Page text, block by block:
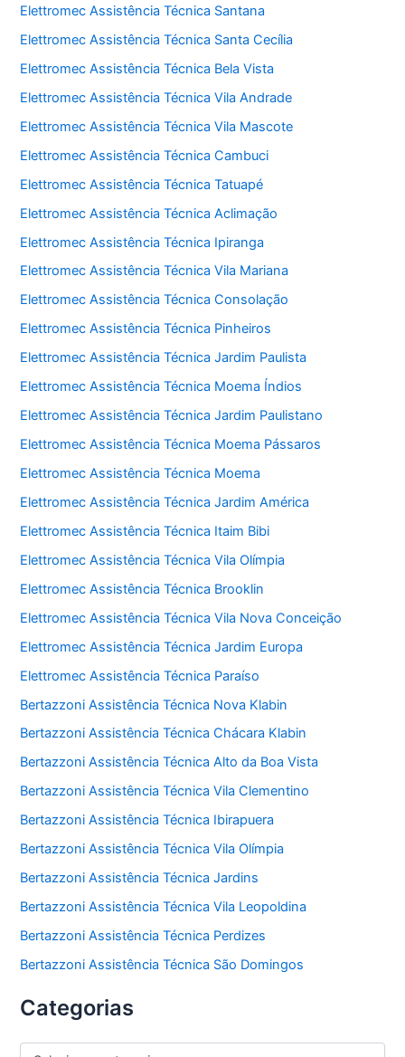
Elettromec Assistência Técnica Santana
Elettromec Assistência Técnica Santa Cecília
Elettromec Assistência Técnica Bela Vista
Elettromec Assistência Técnica Vila Andrade
Elettromec Assistência Técnica Vila Mascote
Elettromec Assistência Técnica Cambuci
Elettromec Assistência Técnica Tatuapé
Elettromec Assistência Técnica Aclimação
Elettromec Assistência Técnica Ipiranga
Elettromec Assistência Técnica Vila Mariana
Elettromec Assistência Técnica Consolação
Elettromec Assistência Técnica Pinheiros
Elettromec Assistência Técnica Jardim Paulista
Elettromec Assistência Técnica Moema Índios
Elettromec Assistência Técnica Jardim Paulistano
Elettromec Assistência Técnica Moema Pássaros
Elettromec Assistência Técnica Moema
Elettromec Assistência Técnica Jardim América
Elettromec Assistência Técnica Itaim Bibi
Elettromec Assistência Técnica Vila Olímpia
Elettromec Assistência Técnica Brooklin
Elettromec Assistência Técnica Vila Nova Conceição
Elettromec Assistência Técnica Jardim Europa
Elettromec Assistência Técnica Paraíso
Bertazzoni Assistência Técnica Nova Klabin
Bertazzoni Assistência Técnica Chácara Klabin
Bertazzoni Assistência Técnica Alto da Boa Vista
Bertazzoni Assistência Técnica Vila Clementino
Bertazzoni Assistência Técnica Ibirapuera
Bertazzoni Assistência Técnica Vila Olímpia
Bertazzoni Assistência Técnica Jardins
Bertazzoni Assistência Técnica Vila Leopoldina
Bertazzoni Assistência Técnica Perdizes
Bertazzoni Assistência Técnica São Domingos
Categorias
C